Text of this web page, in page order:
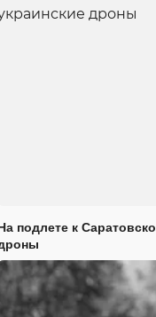
подлете к